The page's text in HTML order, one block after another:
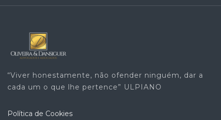
“Viver honestamente, não ofender ninguém, dar a
cada um o que lhe pertence” ULPIANO
Política de Cookies